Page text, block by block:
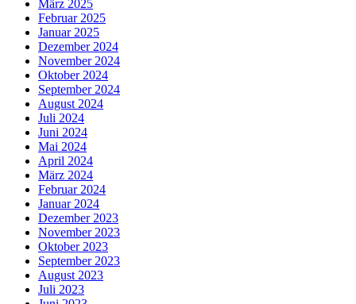
März 2025
Februar 2025
Januar 2025
Dezember 2024
November 2024
Oktober 2024
September 2024
August 2024
Juli 2024
Juni 2024
Mai 2024
April 2024
März 2024
Februar 2024
Januar 2024
Dezember 2023
November 2023
Oktober 2023
September 2023
August 2023
Juli 2023